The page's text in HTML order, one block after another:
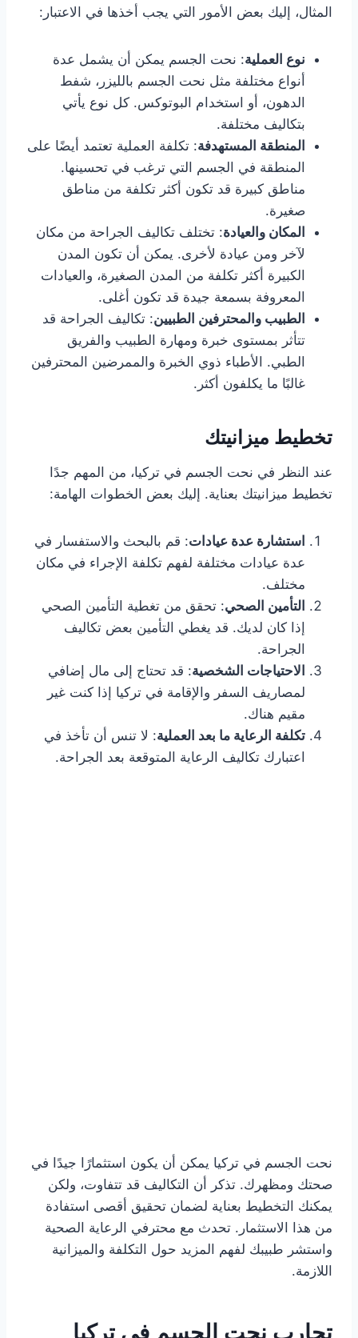
المثال، إليك بعض الأمور التي يجب أخذها في الاعتبار:
نوع العملية: نحت الجسم يمكن أن يشمل عدة
أنواع مختلفة مثل نحت الجسم بالليزر، شفط
الدهون، أو استخدام البوتوكس. كل نوع يأتي
بتكاليف مختلفة.
المنطقة المستهدفة: تكلفة العملية تعتمد أيضًا على
المنطقة في الجسم التي ترغب في تحسينها.
مناطق كبيرة قد تكون أكثر تكلفة من مناطق
صغيرة.
المكان والعيادة: تختلف تكاليف الجراحة من مكان
لآخر ومن عيادة لأخرى. يمكن أن تكون المدن
الكبيرة أكثر تكلفة من المدن الصغيرة، والعيادات
المعروفة بسمعة جيدة قد تكون أغلى.
الطبيب والمحترفين الطبيين: تكاليف الجراحة قد
تتأثر بمستوى خبرة ومهارة الطبيب والفريق
الطبي. الأطباء ذوي الخبرة والممرضين المحترفين
غالبًا ما يكلفون أكثر.
تخطيط ميزانيتك
عند النظر في نحت الجسم في تركيا، من المهم جدًا
تخطيط ميزانيتك بعناية. إليك بعض الخطوات الهامة:
استشارة عدة عيادات: قم بالبحث والاستفسار في
عدة عيادات مختلفة لفهم تكلفة الإجراء في مكان
مختلف.
التأمين الصحي: تحقق من تغطية التأمين الصحي
إذا كان لديك. قد يغطي التأمين بعض تكاليف
الجراحة.
الاحتياجات الشخصية: قد تحتاج إلى مال إضافي
لمصاريف السفر والإقامة في تركيا إذا كنت غير
مقيم هناك.
تكلفة الرعاية ما بعد العملية: لا تنس أن تأخذ في
اعتبارك تكاليف الرعاية المتوقعة بعد الجراحة.
نحت الجسم في تركيا يمكن أن يكون استثمارًا جيدًا في
صحتك ومظهرك. تذكر أن التكاليف قد تتفاوت، ولكن
يمكنك التخطيط بعناية لضمان تحقيق أقصى استفادة
من هذا الاستثمار. تحدث مع محترفي الرعاية الصحية
واستشر طبيبك لفهم المزيد حول التكلفة والميزانية
اللازمة.
تجارب نحت الجسم في تركيا